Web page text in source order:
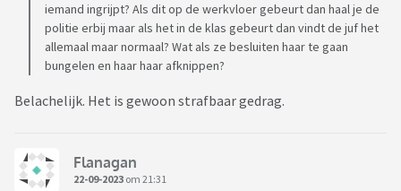
iemand ingrijpt? Als dit op de werkvloer gebeurt dan haal je de
politie erbij maar als het in de klas gebeurt dan vindt de juf het
allemaal maar normaal? Wat als ze besluiten haar te gaan
bungelen en haar haar afknippen?
Belachelijk. Het is gewoon strafbaar gedrag.
Flanagan
22-09-2023 om 21:31